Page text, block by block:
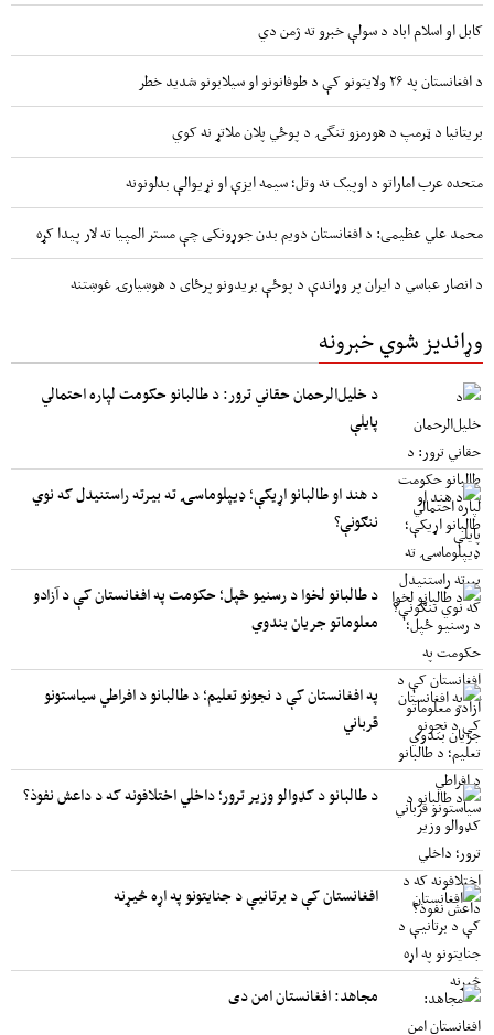
کابل او اسلام اباد د سولې خبرو ته ژمن دي
د افغانستان په ۲۶ ولایتونو کې د طوفانونو او سیلابونو شدید خطر
بریتانیا د ټرمپ د هورمزو تنگۍ د پوځي پلان ملاتړ نه کوي
متحده عرب اماراتو د اوپیک نه وتل؛ سیمه ایزې او نړیوالې بدلونونه
محمد علي عظیمی: د افغانستان دویم بدن جوړونکی چې مستر المپیا ته لار پیدا کړه
د انصار عباسي د ایران پر وړاندې د پوځې بریدونو پرځای د هوښیارۍ غوښتنه
وړاندیز شوي خبرونه
د خلیل‌الرحمان حقاني ترور: د طالبانو حکومت لپاره احتمالي
پایلې
د هند او طالبانو اړیکې؛ ډیپلوماسۍ ته بیرته راستنیدل که نوي
ننګونې؟
د طالبانو لخوا د رسنیو ځپل؛ حکومت په افغانستان کې د آزادو
معلوماتو جریان بندوي
په افغانستان کې د نجونو تعلیم؛ د طالبانو د افراطي سیاستونو
قرباني
د طالبانو د کډوالو وزیر ترور؛ داخلي اختلافونه که د داعش نفوذ؟
افغانستان کې د برتانیې د جنایتونو په اړه څیړنه
مجاهد: افغانستان امن دی